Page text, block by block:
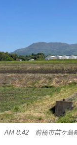
AM 8:42 前橋市苗ケ島